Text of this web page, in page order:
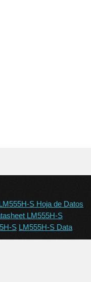
S Hoja de Datos
LM555H-S
S LM555H-S Data